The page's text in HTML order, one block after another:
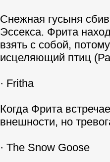
Снежная гусыня
Эссекса. Фрита
взять с собой,
исцеляющий птиц
· Fritha
Когда Фрита
внешности, но
· The Snow Goose